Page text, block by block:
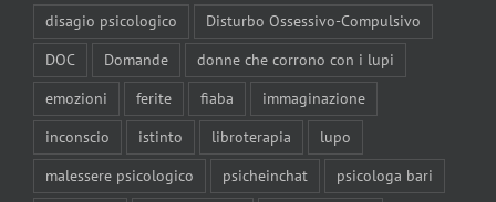
disagio psicologico
Disturbo Ossessivo-Compulsivo
DOC
Domande
donne che corrono con i lupi
emozioni
ferite fiaba
immaginazione
inconscio
istinto libroterapia
lupo
malessere psicologico
psicheinchat
psicologa bari